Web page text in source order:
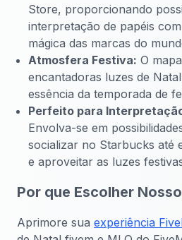
Store, proporcionando
interpretação de papéis
mágica das marcas do
Atmosfera Festiva: O
encantadoras luzes de
essência da temporada de
Perfeito para
Envolva-se em
socializar no Starbucks até
e aproveitar as luzes
Por que Escolher Nosso
Aprimore sua experiência